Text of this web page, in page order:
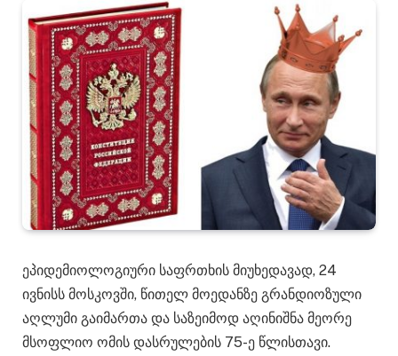
ეპიდემიოლოგიური საფრთხის მიუხედავად, 24
ივნისს მოსკოვში, წითელ მოედანზე გრანდიოზული
აღლუმი გაიმართა და საზეიმოდ აღინიშნა მეორე
მსოფლიო ომის დასრულების 75-ე წლისთავი.